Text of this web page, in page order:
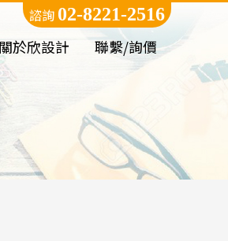
關於欣設計 聯繫/詢價
諮詢 02-8221-2516